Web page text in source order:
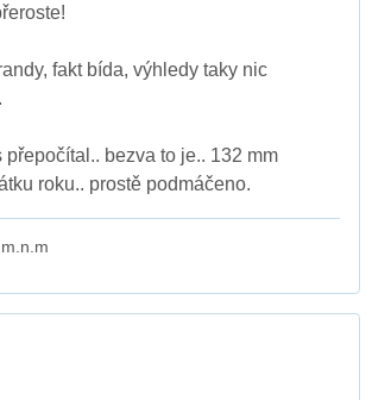
fakt bída, výhledy taky nic
přepočítal.. bezva to je.. 132 mm
roku.. prostě podmáčeno.